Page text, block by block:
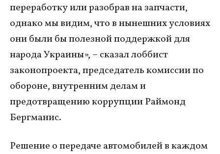
переработку или разобрав на запчасти,
однако мы видим, что в нынешних условиях
они были бы полезной поддержкой для
народа Украины», – сказал лоббист
законопроекта, председатель комиссии по
обороне, внутренним делам и
предотвращению коррупции Раймонд
Бергманис.
Решение о передаче автомобилей в каждом